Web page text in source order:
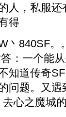
人，私服还
得
丶840SF。
：一个能
知道传奇
问题。又
心之魔城